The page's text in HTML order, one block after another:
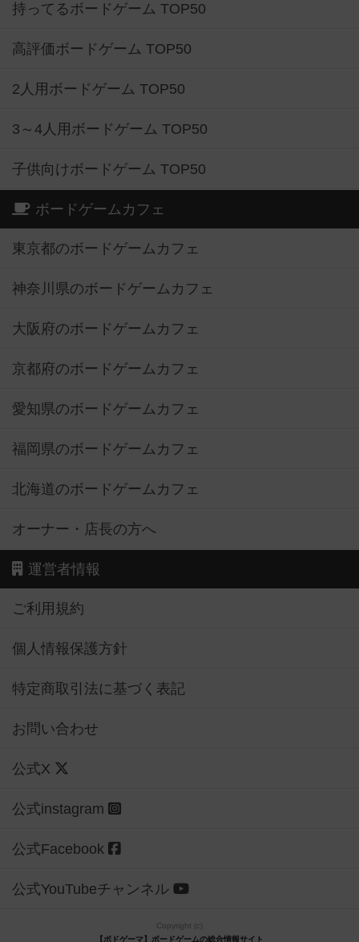
持ってるボードゲーム TOP50
高評価ボードゲーム TOP50
2人用ボードゲーム TOP50
3～4人用ボードゲーム TOP50
子供向けボードゲーム TOP50
ボードゲームカフェ
東京都のボードゲームカフェ
神奈川県のボードゲームカフェ
大阪府のボードゲームカフェ
京都府のボードゲームカフェ
愛知県のボードゲームカフェ
福岡県のボードゲームカフェ
北海道のボードゲームカフェ
オーナー・店長の方へ
運営者情報
ご利用規約
個人情報保護方針
特定商取引法に基づく表記
お問い合わせ
公式X
公式instagram
公式Facebook
公式YouTubeチャンネル
Copyright (c)
【ボドゲーマ】ボードゲームの総合情報サイト